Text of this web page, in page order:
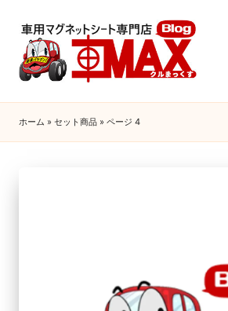
ホーム » セット商品 » ページ 4